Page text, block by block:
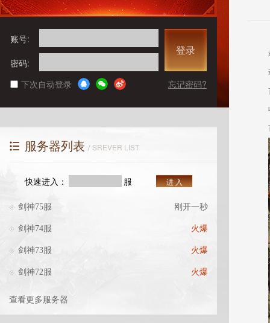
账号:
密码:
登录
下次自动登录 忘记密码?
服务器列表 SREVER LIST
快速进入： 服 进 入
剑神75服 刚开一秒
剑神74服 火爆
剑神73服 火爆
剑神72服 火爆
查看更多服务器